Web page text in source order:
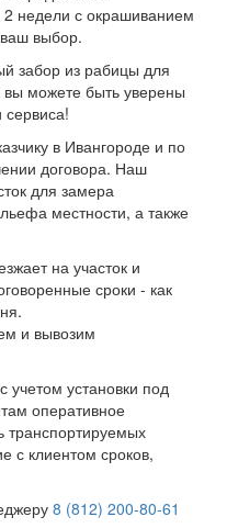
2 недели с окрашиванием
выбор.
забор из рабицы для
можете быть уверены
сервиса!
в Ивангороде и по
договора. Наш
для замера
местности, а также
на участок и
сроки - как
и вывозим
учетом установки под
оперативное
транспортируемых
с клиентом сроков,
8 (812) 200-80-61